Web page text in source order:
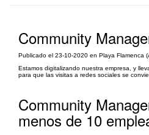
Community
Publicado el 23-10-2020 en Playa Flamenca
Estamos digitalizando nuestra empresa, y
para que las visitas a redes sociales se
Community
menos de 10